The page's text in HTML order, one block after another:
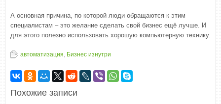
А основная причина, по которой люди обращаются к этим
специалистам – это желание сделать свой бизнес ещё лучше. И
для этого полезно использовать хорошую компьютерную технику.
автоматизация, Бизнес изнутри
Похожие записи